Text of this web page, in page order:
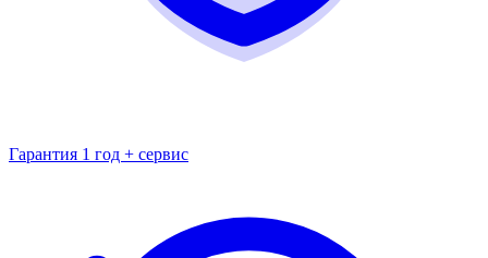
Гарантия 1 год + сервис